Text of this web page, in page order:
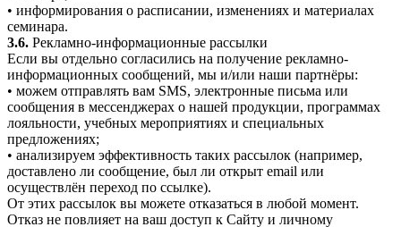
• информирования о расписании, изменениях и материалах
семинара.
3.6. Рекламно-информационные рассылки
Если вы отдельно согласились на получение рекламно-
информационных сообщений, мы и/или наши партнёры:
• можем отправлять вам SMS, электронные письма или
сообщения в мессенджерах о нашей продукции, программах
лояльности, учебных мероприятиях и специальных
предложениях;
• анализируем эффективность таких рассылок (например,
доставлено ли сообщение, был ли открыт email или
осуществлён переход по ссылке).
От этих рассылок вы можете отказаться в любой момент.
Отказ не повлияет на ваш доступ к Сайту и личному